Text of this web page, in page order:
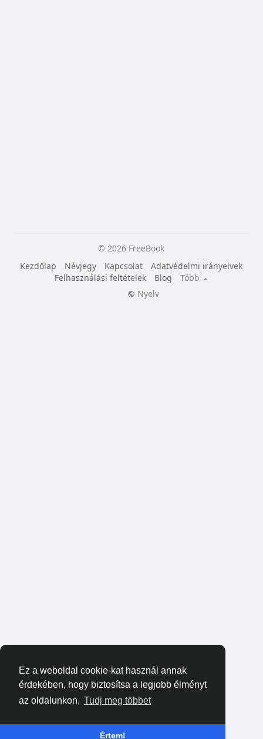
Ez a weboldal cookie-kat használ annak
érdekében, hogy biztosítsa a legjobb élményt
az oldalunkon. Tudj meg többet
Értem!
© 2026 FreeBook
Kezdőlap
Névjegy Kapcsolat
Adatvédelmi irányelvek
Felhasználási feltételek
Blog
Több
Nyelv